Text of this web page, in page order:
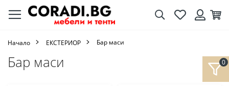
ТърсенеЛюбими
Начало ЕКСТЕРИОР Бар маси
Бар маси